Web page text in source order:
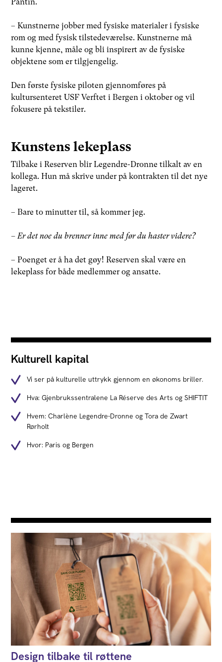
– Kunstnerne jobber med fysiske materialer i fysiske
rom og med fysisk tilstedeværelse. Kunstnerne må
kunne kjenne, måle og bli inspirert av de fysiske
objektene som er tilgjengelig.
Den første fysiske piloten gjennomføres på
kultursenteret USF Verftet i Bergen i oktober og vil
fokusere på tekstiler.
Kunstens lekeplass
Tilbake i Reserven blir Legendre-Dronne tilkalt av en
kollega. Hun må skrive under på kontrakten til det nye
lageret.
– Bare to minutter til, så kommer jeg.
– Er det noe du brenner inne med før du haster videre?
– Poenget er å ha det gøy! Reserven skal være en
lekeplass for både medlemmer og ansatte.
Kulturell kapital
Vi ser på kulturelle uttrykk gjennom en økonoms briller.
Hva: Gjenbrukssentralene La Réserve des Arts og SHIFTIT
Hvem: Charlène Legendre-Dronne og Tora de Zwart
Rørholt
Hvor: Paris og Bergen
Design tilbake til røttene